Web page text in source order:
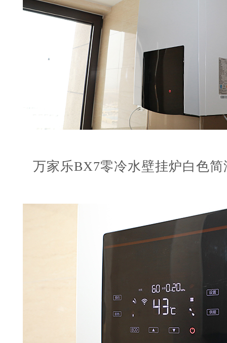
万家乐BX7零冷水壁挂炉白色